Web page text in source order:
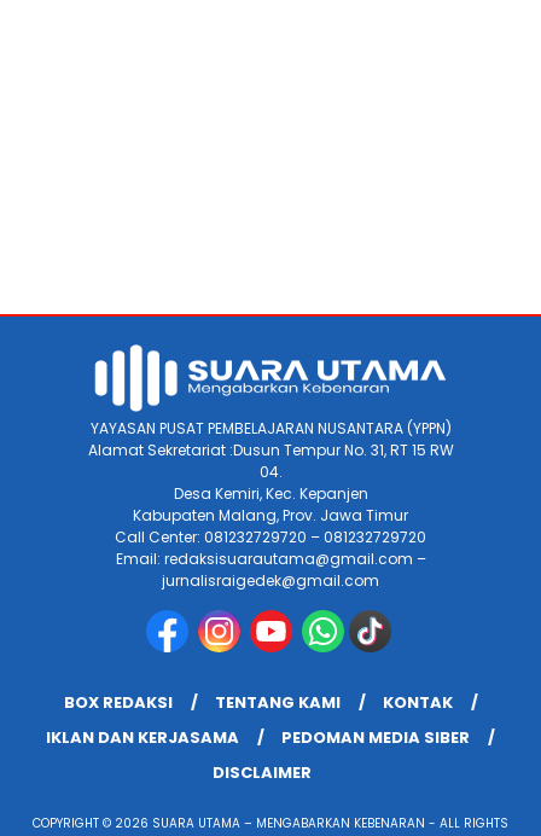
YAYASAN PUSAT PEMBELAJARAN NUSANTARA (YPPN)
Alamat Sekretariat :Dusun Tempur No. 31, RT 15 RW
04.
Desa Kemiri, Kec. Kepanjen
Kabupaten Malang, Prov. Jawa Timur
Call Center: 081232729720 – 081232729720
Email: redaksisuarautama@gmail.com –
jurnalisraigedek@gmail.com
BOX REDAKSI TENTANG KAMI
KONTAK
IKLAN DAN KERJASAMA
PEDOMAN MEDIA SIBER
DISCLAIMER
COPYRIGHT © 2026 SUARA UTAMA – MENGABARKAN KEBENARAN - ALL RIGHTS